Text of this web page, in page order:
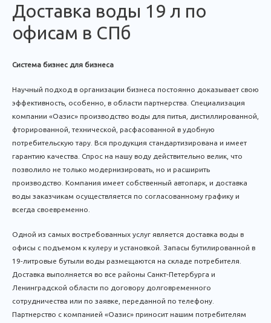
Доставка воды 19 л по
офисам в СПб
Система бизнес для бизнеса
Научный подход в организации бизнеса постоянно доказывает свою
эффективность, особенно, в области партнерства. Специализация
компании «Оазис» производство воды для питья, дистиллированной,
фторированной, технической, расфасованной в удобную
потребительскую тару. Вся продукция стандартизирована и имеет
гарантию качества. Спрос на нашу воду действительно велик, что
позволило не только модернизировать, но и расширить
производство. Компания имеет собственный автопарк, и доставка
воды заказчикам осуществляется по согласованному графику и
всегда своевременно.
Одной из самых востребованных услуг является доставка воды в
офисы с подъемом к кулеру и установкой. Запасы бутилированной в
19-литровые бутыли воды размещаются на складе потребителя.
Доставка выполняется во все районы Санкт-Петербурга и
Ленинградской области по договору долговременного
сотрудничества или по заявке, переданной по телефону.
Партнерство с компанией «Оазис» приносит нашим потребителям